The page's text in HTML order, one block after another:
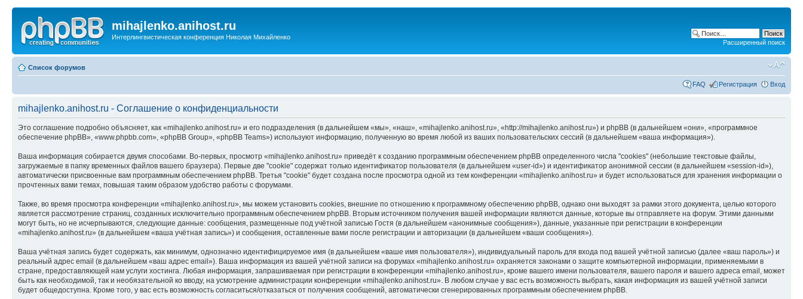
mihajlenko.anihost.ru
Интерлингвистическая конференция Николая Михайленко
Расширенный поиск
Список форумов
FAQ Регистрация Вход
mihajlenko.anihost.ru - Соглашение о конфиденциальности
Это соглашение подробно объясняет, как «mihajlenko.anihost.ru» и его подразделения (в дальнейшем «мы», «наш», «mihajlenko.anihost.ru», «http://mihajlenko.anihost.ru») и phpBB (в дальнейшем «они», «программное
обеспечение phpBB», «www.phpbb.com», «phpBB Group», «phpBB Teams») используют информацию, полученную во время любой из ваших пользовательских сессий (в дальнейшем «ваша информация»).
Ваша информация собирается двумя способами. Во-первых, просмотр «mihajlenko.anihost.ru» приведёт к созданию программным обеспечением phpBB определенного числа "cookies" (небольшие текстовые файлы,
загружаемые в папку временных файлов вашего браузера). Первые две "cookie" содержат только идентификатор пользователя (в дальнейшем «user-id») и идентификатор анонимной сессии (в дальнейшем «session-id»),
автоматически присвоенные вам программным обеспечением phpBB. Третья "cookie" будет создана после просмотра одной из тем конференции «mihajlenko.anihost.ru» и будет использоваться для хранения информации о
прочтенных вами темах, повышая таким образом удобство работы с форумами.
Также, во время просмотра конференции «mihajlenko.anihost.ru», мы можем установить cookies, внешние по отношению к программному обеспечению phpBB, однако они выходят за рамки этого документа, целью которого
является рассмотрение страниц, созданных исключительно программным обеспечением phpBB. Вторым источником получения вашей информации являются данные, которые вы отправляете на форум. Этими данными
могут быть, но не исчерпываются, следующие данные: сообщения, размещенные под учётной записью Гостя (в дальнейшем «анонимные сообщения»), данные, указанные при регистрации в конференции
«mihajlenko.anihost.ru» (в дальнейшем «ваша учётная запись») и сообщения, оставленные вами после регистрации и авторизации (в дальнейшем «ваши сообщения»).
Ваша учётная запись будет содержать, как минимум, однозначно идентифицируемое имя (в дальнейшем «ваше имя пользователя»), индивидуальный пароль для входа под вашей учётной записью (далее «ваш пароль») и
реальный адрес email (в дальнейшем «ваш адрес email»). Ваша информация из вашей учётной записи на форумах «mihajlenko.anihost.ru» охраняется законами о защите компьютерной информации, применяемыми в
стране, предоставляющей нам услуги хостинга. Любая информация, запрашиваемая при регистрации в конференции «mihajlenko.anihost.ru», кроме вашего имени пользователя, вашего пароля и вашего адреса email, может
быть как необходимой, так и необязательной ко вводу, на усмотрение администрации конференции «mihajlenko.anihost.ru». В любом случае у вас есть возможность выбрать, какая информация из вашей учётной записи
будет общедоступна. Кроме того, у вас есть возможность согласиться/отказаться от получения сообщений, автоматически сгенерированных программным обеспечением phpBB.